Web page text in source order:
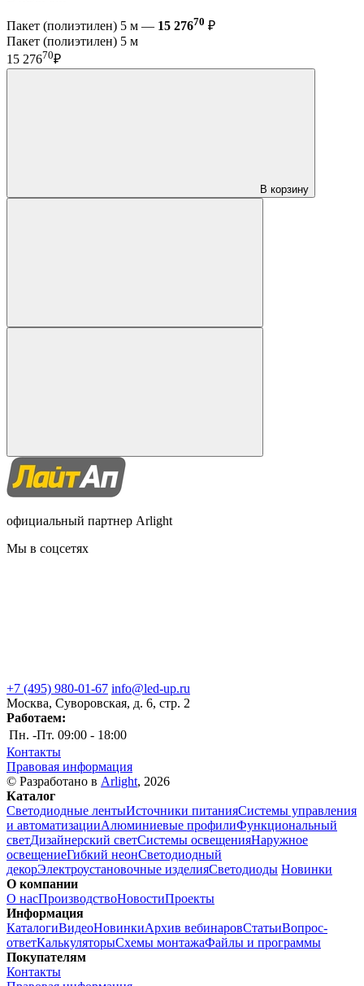
Пакет (полиэтилен) 5 м — 15 27670 ₽
Пакет (полиэтилен) 5 м
15 27670₽
В корзину
официальный партнер Arlight
Мы в соцсетях
+7 (495) 980-01-67 info@led-up.ru
Москва, Суворовская, д. 6, стр. 2
Работаем:
Пн. -Пт. 09:00 - 18:00
Контакты
Правовая информация
© Разработано в Arlight, 2026
Каталог
Светодиодные лентыИсточники питанияСистемы управления
и автоматизацииАлюминиевые профилиФункциональный
светДизайнерский светСистемы освещенияНаружное
освещениеГибкий неонСветодиодный
декорЭлектроустановочные изделияСветодиоды Новинки
О компании
О насПроизводствоНовостиПроекты
Информация
КаталогиВидеоНовинкиАрхив вебинаровСтатьиВопрос-
ответКалькуляторыСхемы монтажаФайлы и программы
Покупателям
Контакты